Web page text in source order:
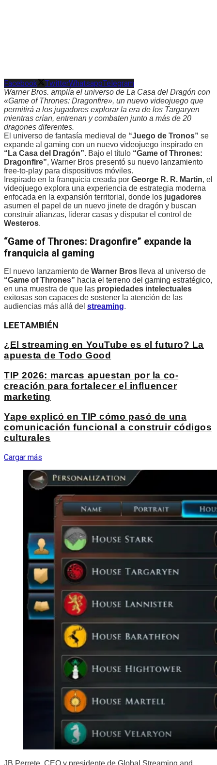
Facebook TwitterWhatsappTelegram
Warner Bros. amplía el universo de La Casa del Dragón con
«Game of Thrones: Dragonfire», un nuevo videojuego que
permitirá a los jugadores explorar la era de los Targaryen
mientras crían, entrenan y combaten junto a más de 20
dragones diferentes.
El universo de fantasía medieval de “Juego de Tronos” se
expande al gaming con un nuevo videojuego inspirado en
“La Casa del Dragón”. Bajo el título “Game of Thrones:
Dragonfire”, Warner Bros presentó su nuevo lanzamiento
free-to-play para dispositivos móviles.
Inspirado en la franquicia creada por George R. R. Martin, el
videojuego explora una experiencia de estrategia moderna
enfocada en la expansión territorial, donde los jugadores
asumen el papel de un nuevo jinete de dragón y buscan
construir alianzas, liderar casas y disputar el control de
Westeros.
“Game of Thrones: Dragonfire” expande la
franquicia al gaming
El nuevo lanzamiento de Warner Bros
lleva al universo de
“Game of Thrones” hacia el terreno del gaming estratégico,
en una muestra de que las propiedades intelectuales
exitosas son capaces de sostener la atención de las
audiencias más allá del streaming.
LEETAMBIÉN
¿El streaming en YouTube es el futuro? La
apuesta de Todo Good
TIP 2026: marcas apuestan por la co-
creación para fortalecer el influencer
marketing
Yape explicó en TIP cómo pasó de una
comunicación funcional a construir códigos
culturales
Cargar más
JB Perrete, CEO y presidente de Global Streaming and